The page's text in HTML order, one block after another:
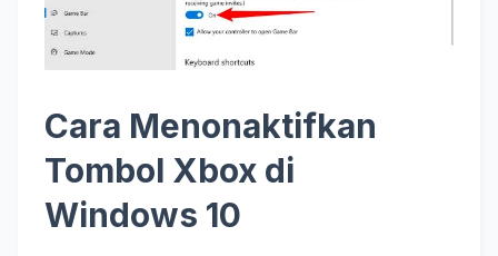
Cara Menonaktifkan
Tombol Xbox di
Windows 10